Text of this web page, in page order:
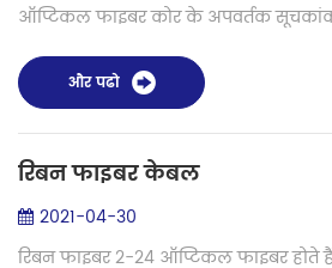
ऑप्टिकल फाइबर कोर के अपवर्तक
है, क्य...और पढो
रिबन फाइबर केबल
2021-04-30
रिबन फाइबर 2-24 ऑप्टिकल फाइबर होते